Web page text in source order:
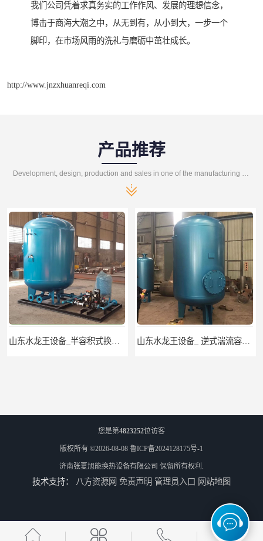
我们公司凭着求真务实的工作作风、发展的理想信念，
博击于商海大潮之中，从无到有，从小到大，一步一个
脚印，在市场风雨的洗礼与磨砺中茁壮成长。
http://www.jnzxhuanreqi.com
产品推荐
您是第4823252位访客
版权所有 ©2026-08-08 鲁ICP备2024128175号-1
济南张夏旭能换热设备有限公司 保留所有权利.
技术支持： 八方资源网 免责声明 管理员入口 网站地图